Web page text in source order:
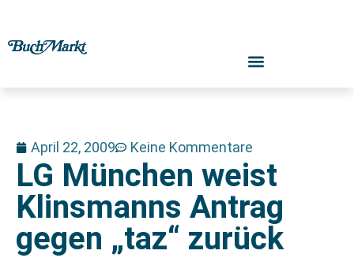
April 22, 2009 Keine Kommentare
LG München weist
Klinsmanns Antrag
gegen „taz“ zurück